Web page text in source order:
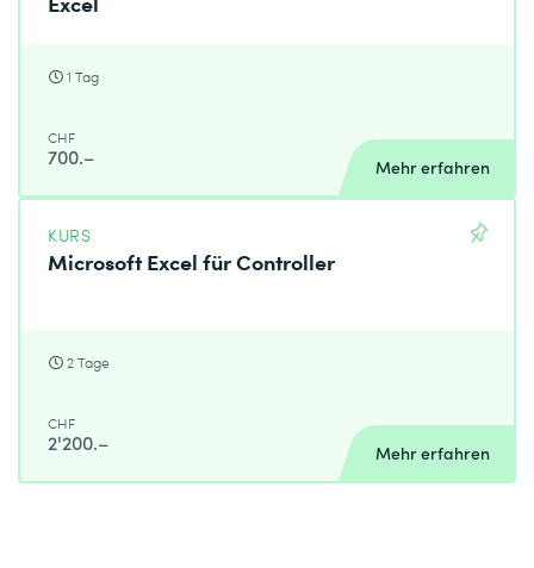
1 Tag
CHF
700.– Mehr erfahren
KURS
Microsoft Excel für Controller
2 Tage
CHF
2'200.– Mehr erfahren